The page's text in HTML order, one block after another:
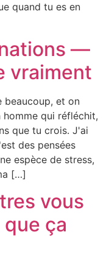
quand tu es en
—
vraiment
beaucoup, et on
qui réfléchit,
que tu crois. J'ai
des pensées
espèce de stress,
[…]
vous
ça